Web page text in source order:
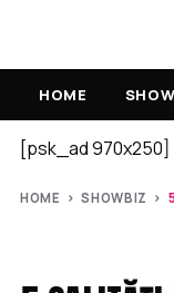
HOME
[psk_ad 970x250]
HOME ›SHOWBIZ ›